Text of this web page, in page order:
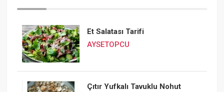
Et Salatası Tarifi
AYSETOPCU
Çıtır Yufkalı Tavuklu Nohut